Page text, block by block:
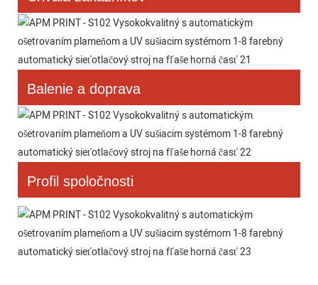
Balenie a doprava
Profil spoločnosti